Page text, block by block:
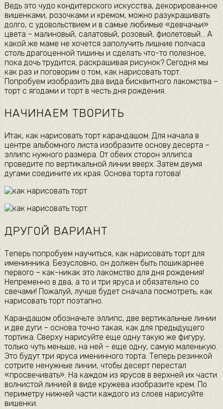
Ведь это чудо кондитерского искусства, декорированное
вишенками, розочками и кремом, можно разукрашивать
долго, с удовольствием и в самые любимые «девчачьи»
цвета – малиновый, салатовый, розовый, фиолетовый… А
какой же маме не хочется заполучить лишние полчаса
столь драгоценной тишины и сделать что-то полезное,
пока дочь трудится, раскрашивая рисунок? Сегодня мы
как раз и поговорим о том, как нарисовать торт.
Попробуем изобразить два вида бисквитного лакомства –
торт с ягодами и торт в честь дня рождения.
НАЧИНАЕМ ТВОРИТЬ
Итак, как нарисовать торт карандашом. Для начала в
центре альбомного листа изобразите основу десерта –
эллипс нужного размера. От обеих сторон эллипса
проведите по вертикальной линии вверх. Затем двумя
дугами соедините их края. Основа торта готова!
ДРУГОЙ ВАРИАНТ
Теперь попробуем научиться, как нарисовать торт для
именинника. Безусловно, он должен быть пошикарнее
первого – как-никак это лакомство для дня рождения!
Непременно в два, а то и три яруса и обязательно со
свечами! Пожалуй, лучше будет сначала посмотреть, как
нарисовать торт поэтапно.
Карандашом обозначьте эллипс, две вертикальные линии
и две дуги – основа точно такая, как для предыдущего
тортика. Сверху нарисуйте еще одну такую же фигуру,
только чуть меньше, на ней – еще одну, самую маленькую.
Это будут три яруса именинного торта. Теперь резинкой
сотрите ненужные линии, чтобы десерт перестал
«просвечивать». На каждом из ярусов в верхней их части
волнистой линией в виде кружева изобразите крем. По
периметру нижней части каждого из слоев нарисуйте
вишенки.